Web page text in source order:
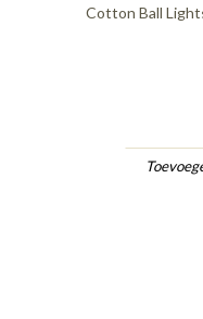
Cotton Ball